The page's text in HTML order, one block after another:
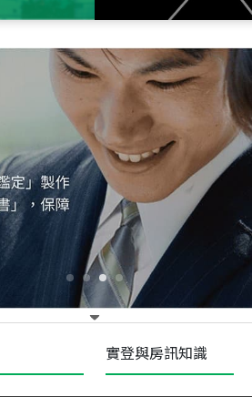
115年07
十
台北市
年 07
四
新竹市
115
新竹市
實登與房訊知識